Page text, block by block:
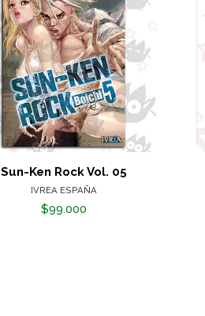
Sun-Ken Rock Vol. 05
IVREA ESPAÑA
$99.000